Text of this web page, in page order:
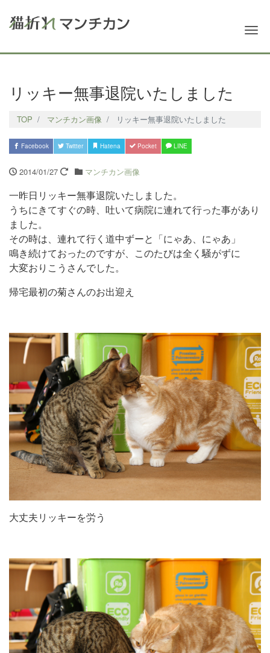
リッキー無事退院いたしました
TOP マンチカン画像 リッキー無事退院いたしました
Facebook Twitter Hatena Pocket LINE
2014/01/27 マンチカン画像
一昨日リッキー無事退院いたしました。
うちにきてすぐの時、吐いて病院に連れて行った事があり
ました。
その時は、連れて行く道中ずーと「にゃあ、にゃあ」
鳴き続けておったのですが、このたびは全く騒がずに
大変おりこうさんでした。
帰宅最初の菊さんのお出迎え
大丈夫リッキーを労う